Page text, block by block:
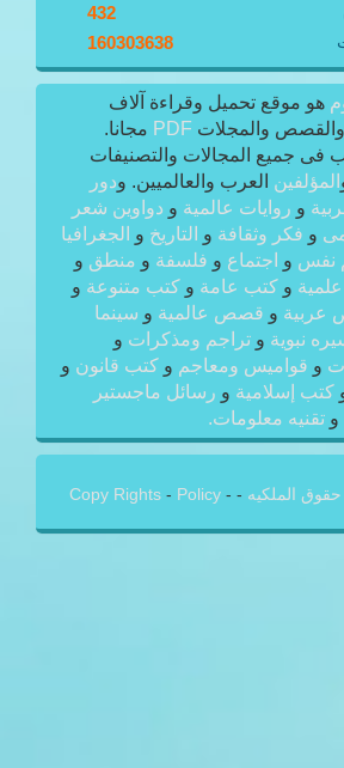
432
160303638
هو موقع تحميل وقراءة آلاف
والقصص والمجلات PDF مجانا.
فى جميع المجالات والتصنيفات
المؤلفين العرب والعالميين. ودور
و روايات عالمية و دواوين شعر
و فكر وثقافة و التاريخ و الجغرافيا
نفس و اجتماع و فلسفة و منطق و
و كتب عامة و كتب متنوعة و
و قصص عالمية و سينما
نبوية و تراجم ومذكرات و
و قواميس ومعاجم و كتب قانون و
كتب إسلامية و رسائل ماجستير
و تقنيه معلومات.
حقوق الملكيه -
Copy Rights - Policy -